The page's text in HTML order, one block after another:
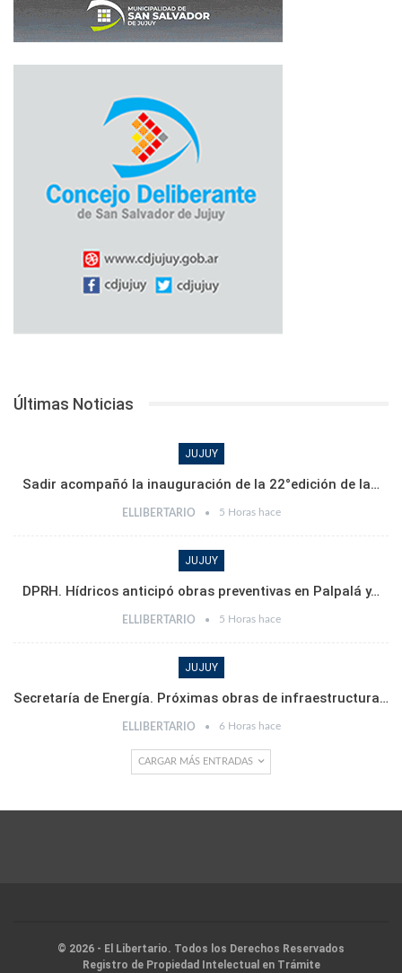
Últimas Noticias
JUJUY
Sadir acompañó la inauguración de la 22°edición de la…
ELLIBERTARIO 5 Horas hace
JUJUY
DPRH. Hídricos anticipó obras preventivas en Palpalá y…
ELLIBERTARIO 5 Horas hace
JUJUY
Secretaría de Energía. Próximas obras de infraestructura…
ELLIBERTARIO 6 Horas hace
CARGAR MÁS ENTRADAS
© 2026 - El Libertario. Todos los Derechos Reservados
Registro de Propiedad Intelectual en Trámite